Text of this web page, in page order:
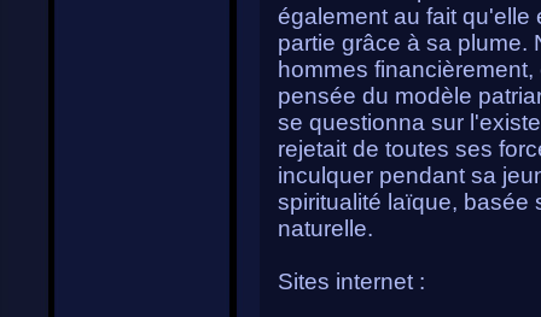
également au fait qu'elle
partie grâce à sa plume.
hommes
pensée du modèle
se questionna sur
rejetait de toutes ses
inculquer pendant sa
spiritualité laïque, basée
naturelle.
Sites internet :